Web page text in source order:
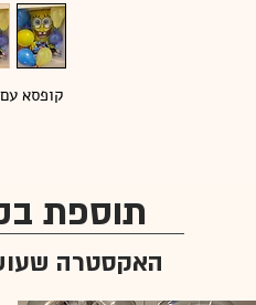
קופסא
תוספת
האקסטרה